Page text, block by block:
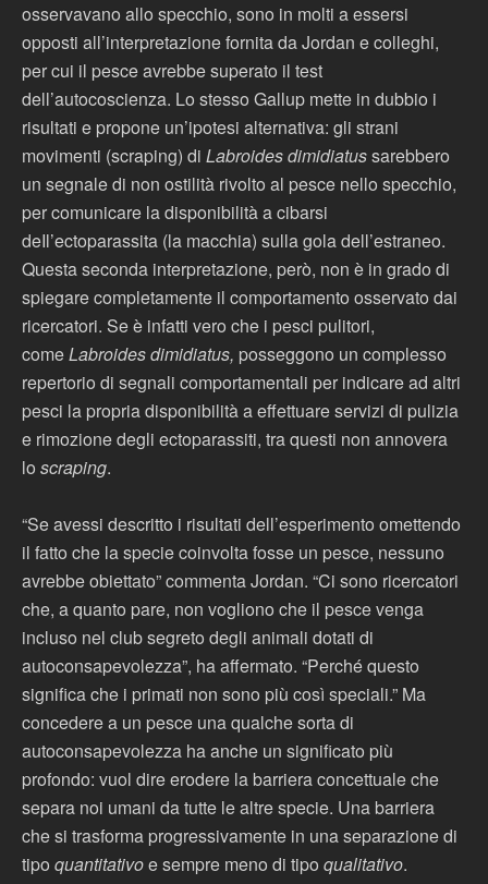
osservavano allo specchio, sono in molti a essersi
opposti all’interpretazione fornita da Jordan e colleghi,
per cui il pesce avrebbe superato il test
dell’autocoscienza. Lo stesso Gallup mette in dubbio i
risultati e propone un’ipotesi alternativa: gli strani
movimenti (scraping) di Labroides dimidiatussarebbero
un segnale di non ostilità rivolto al pesce nello specchio,
per comunicare la disponibilità a cibarsi
deIl’ectoparassita (la macchia) sulla gola dell’estraneo.
Questa seconda interpretazione, però, non è in grado di
spiegare completamente il comportamento osservato dai
ricercatori. Se è infatti vero che i pesci pulitori,
comeLabroides dimidiatus, posseggono un complesso
repertorio di segnali comportamentali per indicare ad altri
pesci la propria disponibilità a effettuare servizi di pulizia
e rimozione degli ectoparassiti, tra questi non annovera
lo scraping.
“Se avessi descritto i risultati dell’esperimento omettendo
il fatto che la specie coinvolta fosse un pesce, nessuno
avrebbe obiettato” commenta Jordan. “Ci sono ricercatori
che, a quanto pare, non vogliono che il pesce venga
incluso nel club segreto degli animali dotati di
autoconsapevolezza”, ha affermato. “Perché questo
significa che i primati non sono più così speciali.” Ma
concedere a un pesce una qualche sorta di
autoconsapevolezza ha anche un significato più
profondo: vuol dire erodere la barriera concettuale che
separa noi umani da tutte le altre specie. Una barriera
che si trasforma progressivamente in una separazione di
tipo quantitativoe sempre meno di tipo qualitativo.